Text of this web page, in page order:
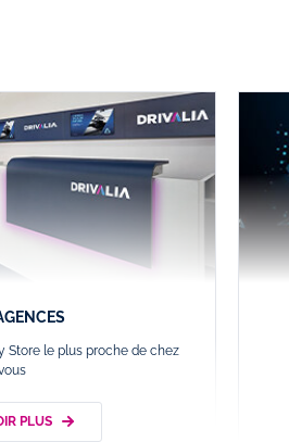
Store le plus proche de chez
PLUS